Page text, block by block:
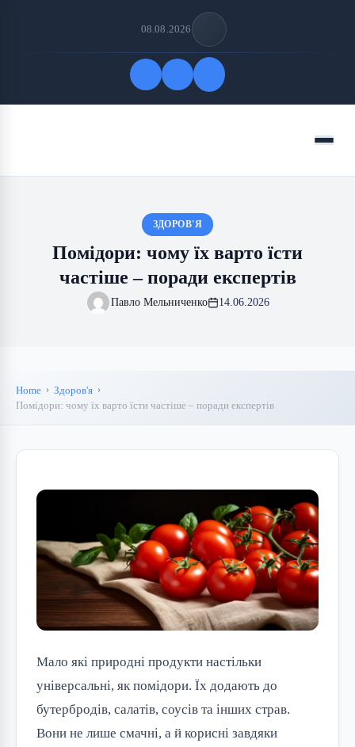
08.08.2026
Menu
ЗДОРОВ'Я
Помідори: чому їх варто їсти
частіше – поради експертів
Павло Мельниченко 14.06.2026
Home
Здоров'я
Помідори: чому їх варто їсти частіше – поради експертів
Мало які природні продукти настільки
універсальні, як помідори. Їх додають до
бутербродів, салатів, соусів та інших страв.
Вони не лише смачні, а й корисні завдяки